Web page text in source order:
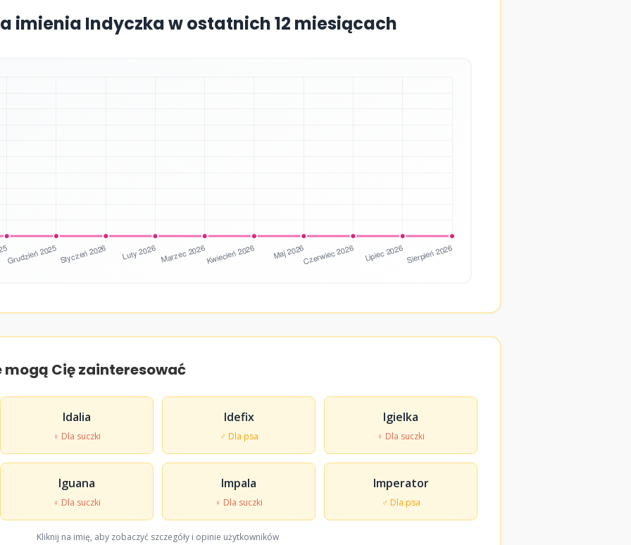
imienia Indyczka w ostatnich 12 miesiącach
Cię zainteresować
Idalia
♀ Dla suczki
Idefix
♂ Dla psa
Igielka
♀ Dla suczki
Iguana
♀ Dla suczki
Impala
♀ Dla suczki
Imperator
♂ Dla psa
Kliknij na imię, aby zobaczyć szczegóły i opinie użytkowników